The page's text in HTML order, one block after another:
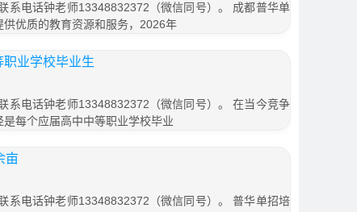
系电话钟老师13348832372（微信同号）。 成都普华单
优质的教育资源和服务，2026年
业学校毕业生
系电话钟老师13348832372（微信同号）。 在当今竞争
每个应届高中中等职业学校毕业
亩
系电话钟老师13348832372（微信同号）。 普华单招培